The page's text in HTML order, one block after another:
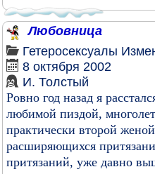
Любовница
Гетеросексуалы
8 октября 2002
И. Толстый
Ровно год назад я
любимой пиздой,
практически второй
расширяющихся
притязаний, уже давно